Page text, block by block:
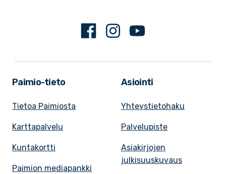
FacebookInstagram
Paimio-tieto
Tietoa Paimiosta
Karttapalvelu
Kuntakortti
Paimion mediapankki
Asiointi
Yhteystietohaku
Palvelupiste
Asiakirjojen
julkisuuskuvaus